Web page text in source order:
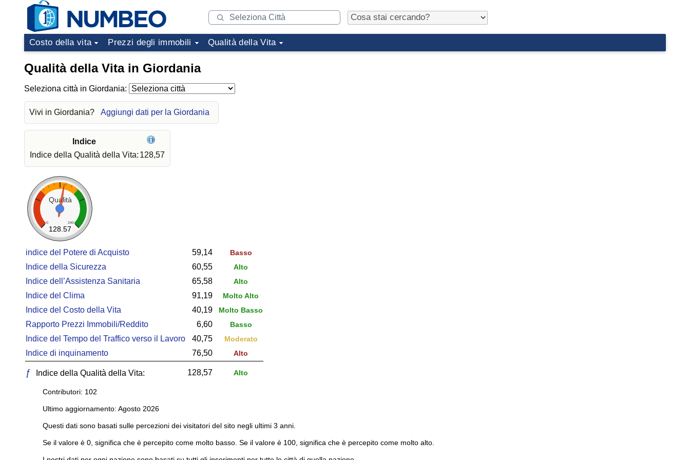
Costo della vita Prezzi degli immobili Qualità della Vita
Qualità della Vita in Giordania
Seleziona città in Giordania:
Vivi in Giordania? Aggiungi dati per la Giordania
Indice
Indice della Qualità della Vita: 128,57
Qualità
0 240
128.57
indice del Potere di Acquisto 59,14 Basso
Indice della Sicurezza 60,55 Alto
Indice dell’Assistenza Sanitaria 65,58 Alto
Indice del Clima 91,19 Molto Alto
Indice del Costo della Vita 40,19 Molto Basso
Rapporto Prezzi Immobili/Reddito 6,60 Basso
Indice del Tempo del Traffico verso il Lavoro 40,75 Moderato
Indice di inquinamento 76,50 Alto
ƒ Indice della Qualità della Vita: 128,57 Alto
Contributori: 102
Ultimo aggiornamento: Agosto 2026
Questi dati sono basati sulle percezioni dei visitatori del sito negli ultimi 3 anni.
Se il valore è 0, significa che è percepito come molto basso. Se il valore è 100, significa che è percepito come molto alto.